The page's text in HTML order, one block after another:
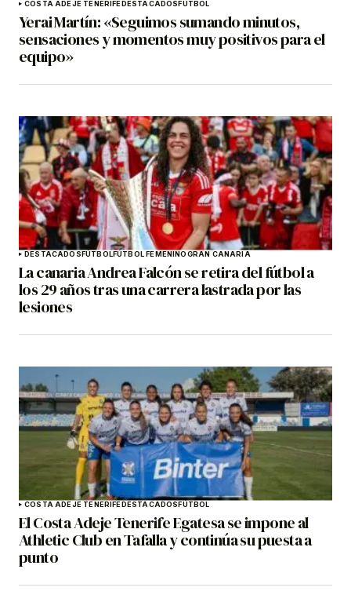
COSTA ADEJE TENERIFEDESTACADOSFÚTBOL
Yerai Martín: «Seguimos sumando minutos,
sensaciones y momentos muy positivos para el
equipo»
DESTACADOSFÚTBOLFÚTBOL FEMENINOGRAN CANARIA
La canaria Andrea Falcón se retira del fútbol a
los 29 años tras una carrera lastrada por las
lesiones
COSTA ADEJE TENERIFEDESTACADOSFÚTBOL
El Costa Adeje Tenerife Egatesa se impone al
Athletic Club en Tafalla y continúa su puesta a
punto